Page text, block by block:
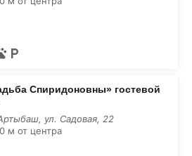
Спиридоновны» гостевой
ул. Садовая, 22
м от центра